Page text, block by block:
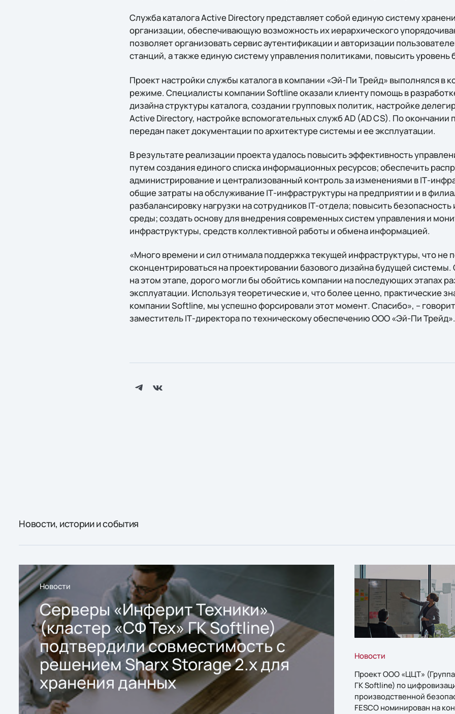
Служба каталога Active Directory представляет собой единую систему
организации, обеспечивающую возможность их иерархического
позволяет организовать сервис аутентификации и авторизации
станций, а также единую систему управления политиками, повысить уровень
Проект настройки службы каталога в компании «Эй-Пи Трейд» выполнялся в
режиме. Специалисты компании Softline оказали клиенту помощь в
дизайна структуры каталога, создании групповых политик, настройке
Active Directory, настройке вспомогательных служб AD (AD CS). По окончании
передан пакет документации по архитектуре системы и ее эксплуатации.
В результате реализации проекта удалось повысить эффективность
путем создания единого списка информационных ресурсов; обеспечить
администрирование и централизованный контроль за изменениями в IТ-
общие затраты на обслуживание IТ-инфраструктуры на предприятии и в
разбалансировку нагрузки на сотрудников IТ-отдела; повысить
среды; создать основу для внедрения современных систем управления и
инфраструктуры, средств коллективной работы и обмена информацией.
«Много времени и сил отнимала поддержка текущей инфраструктуры, что не
сконцентрироваться на проектировании базового дизайна будущей
на этом этапе, дорого могли бы обойтись компании на последующих этапах
эксплуатации. Используя теоретические и, что более ценно, практические
компании Softline, мы успешно форсировали этот момент. Спасибо», –
заместитель IТ-директора по техническому обеспечению ООО «Эй-Пи Трейд».
Новости, истории и события
Новости
Серверы «Инферит Техники»
(кластер «СФ Тех» ГК Softline)
подтвердили совместимость с
решением Sharx Storage 2.x для
хранения данных
Новости
Проект ООО «ЦЦТ»
ГК Softline) по
производственной
FESCO номинирован на